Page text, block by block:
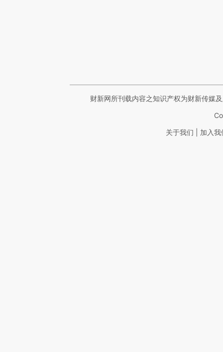
财新网所刊载内容之知识产权为财新传媒
关于我们 加入我